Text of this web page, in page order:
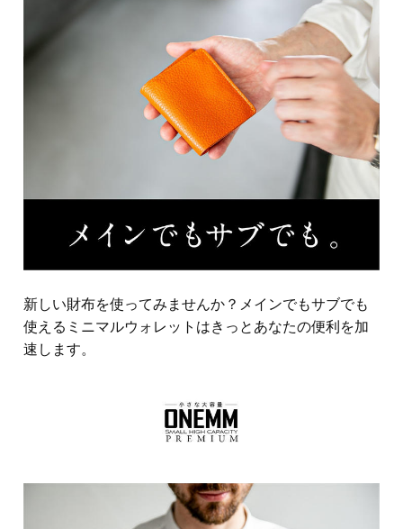
新しい財布を使ってみませんか？メインでもサブでも
使えるミニマルウォレットはきっとあなたの便利を加
速します。